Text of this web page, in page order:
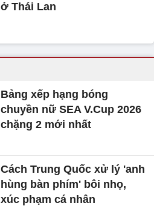
ở Thái Lan
Bảng xếp hạng bóng
chuyền nữ SEA V.Cup 2026
chặng 2 mới nhất
Cách Trung Quốc xử lý 'anh
hùng bàn phím' bôi nhọ,
xúc phạm cá nhân